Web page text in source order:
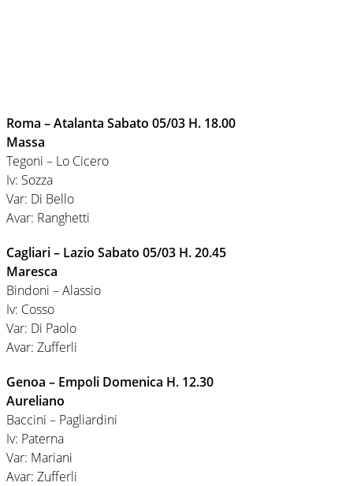
Roma – Atalanta Sabato 05/03 H. 18.00
Massa
Tegoni – Lo Cicero
Iv: Sozza
Var: Di Bello
Avar: Ranghetti
Cagliari – Lazio Sabato 05/03 H. 20.45
Maresca
Bindoni – Alassio
Iv: Cosso
Var: Di Paolo
Avar: Zufferli
Genoa – Empoli Domenica H. 12.30
Aureliano
Baccini – Pagliardini
Iv: Paterna
Var: Mariani
Avar: Zufferli